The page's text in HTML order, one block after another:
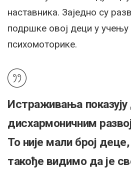
наставника. Заједно су
подршке овој деци у учењу
психомоторике.
Истраживања
дисхармоничним
То није мали број
такође видимо да је